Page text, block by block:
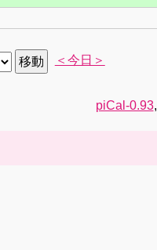
＜今日＞
piCal-0.93,